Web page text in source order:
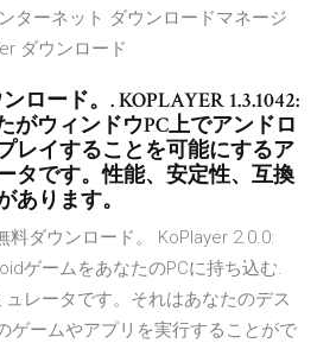
ターネット ダウンロードマネージ
ダウンロード
ロード。. KOPLAYER 1.3.1042:
がウィンドウPC上でアンドロ
レイすることを可能にするア
タです。性能、安定性、互換
あります。
料ダウンロード。 KoPlayer 2.0.0:
ゲームをあなたのPCに持ち込む.
レータです。それはあなたのデス
ゲームやアプリを実行することがで